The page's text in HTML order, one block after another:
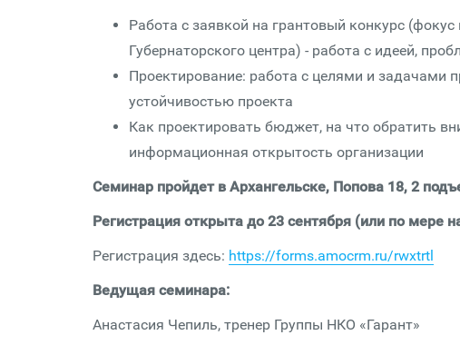
Работа с заявкой на грантовый конкурс
Губернаторского центра) - работа с идеей,
Проектирование: работа с целями и задачами
устойчивостью проекта
Как проектировать бюджет, на что обратить
информационная открытость организации
Семинар пройдет в Архангельске, Попова 18, 2
Регистрация открыта до 23 сентября (или по мере
Регистрация здесь: https://forms.amocrm.ru/rwxtrtl
Ведущая семинара:
Анастасия Чепиль, тренер Группы НКО «Гарант»